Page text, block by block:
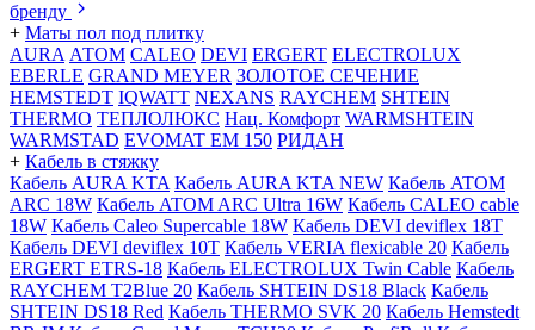
бренду
+ Маты пол под плитку
AURA АТОМ CALEO DEVI ERGERT ELECTROLUX
EBERLE GRAND MEYER ЗОЛОТОЕ СЕЧЕНИЕ
HEMSTEDT IQWATT NEXANS RAYCHEM SHTEIN
THERMO ТЕПЛОЛЮКС Нац. Комфорт WARMSHTEIN
WARMSTAD EVOMAT EM 150 РИДАН
+ Кабель в стяжку
Кабель AURA KTA Кабель AURA KTA NEW Кабель ATOM
ARC 18W Кабель ATOM ARC Ultra 16W Кабель CALEO cable
18W Кабель Caleo Supercable 18W Кабель DEVI deviflex 18T
Кабель DEVI deviflex 10T Кабель VERIA flexicable 20 Кабель
ERGERT ETRS-18 Кабель ELECTROLUX Twin Cable Кабель
RAYCHEM T2Blue 20 Кабель SHTEIN DS18 Black Кабель
SHTEIN DS18 Red Кабель THERMO SVK 20 Кабель Hemstedt